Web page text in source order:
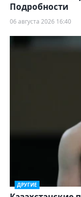
Подробности
06 августа 2026 16:40
ДРУГИЕ